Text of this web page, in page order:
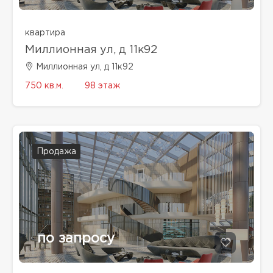
квартира
Миллионная ул, д 11к92
Миллионная ул, д 11к92
750 кв.м. 98 этаж
Продажа
по запросу